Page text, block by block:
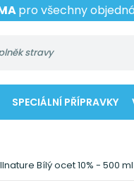
pro všechny
SPECIÁLNÍ PŘÍPRAVKY
Bílý ocet 10% - 500 ml